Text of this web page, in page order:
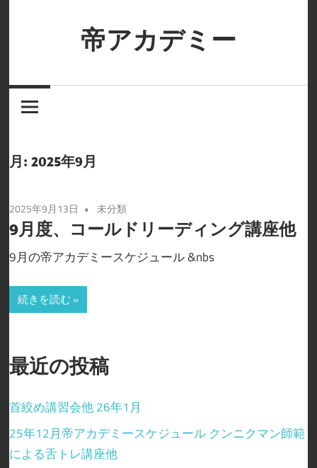
ツ
キ
ッ
帝アカデミー
性
用
の
れ
っ
子
ラ
ピ
ト
が
え
る、
全
月:2025年9月
2025年9月13日 未分類
9月度、コールドリーディング講座他
9月の帝アカデミースケジュール &nbs
続きを読む
最近の投稿
首絞め講習会他 26年1月
25年12月帝アカデミースケジュール クンニクマン師範
による舌トレ講座他